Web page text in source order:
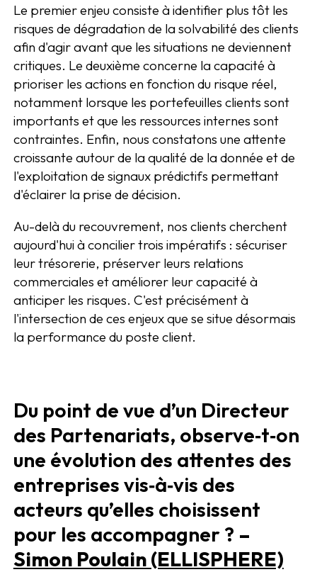
Le premier enjeu consiste à identifier plus tôt les
risques de dégradation de la solvabilité des clients
afin d'agir avant que les situations ne deviennent
critiques. Le deuxième concerne la capacité à
prioriser les actions en fonction du risque réel,
notamment lorsque les portefeuilles clients sont
importants et que les ressources internes sont
contraintes. Enfin, nous constatons une attente
croissante autour de la qualité de la donnée et de
l'exploitation de signaux prédictifs permettant
d'éclairer la prise de décision.
Au-delà du recouvrement, nos clients cherchent
aujourd'hui à concilier trois impératifs : sécuriser
leur trésorerie, préserver leurs relations
commerciales et améliorer leur capacité à
anticiper les risques. C'est précisément à
l'intersection de ces enjeux que se situe désormais
la performance du poste client.
Du point de vue d’un Directeur
des Partenariats, observe‑t‑on
une évolution des attentes des
entreprises vis‑à‑vis des
acteurs qu’elles choisissent
pour les accompagner ? –
Simon Poulain (ELLISPHERE)